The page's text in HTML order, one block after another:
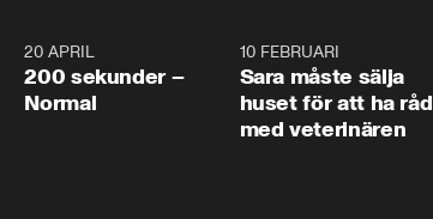
4:2320 APRIL
200 sekunder –
Normal
10 FEBRUARI
Sara måste sälja
huset för att ha råd
med veterinären